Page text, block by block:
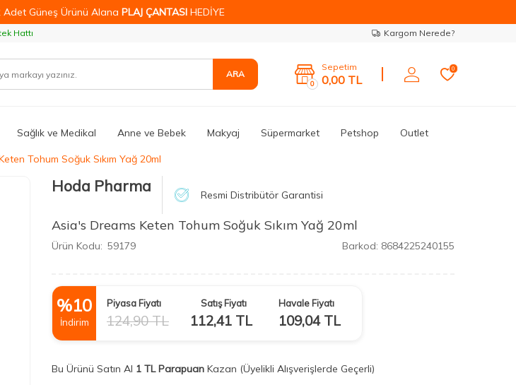
Adet Güneş Ürünü Alana PLAJ ÇANTASI HEDİYE
Hattı Kargom Nerede?
ARA
0
Sepetim
0,00 TL
0
Sağlık ve Medikal Anne ve Bebek Makyaj Süpermarket Petshop Outlet
Tohum Soğuk Sıkım Yağ 20ml
Hoda Pharma Resmi Distribütör Garantisi
Asia's Dreams Keten Tohum Soğuk Sıkım Yağ 20ml
Ürün Kodu: 59179 Barkod: 8684225240155
%10
İndirim
Piyasa Fiyatı
124,90TL
Satış Fiyatı
112,41 TL
Havale Fiyatı
109,04TL
Bu Ürünü Satın Al 1 TL Parapuan Kazan (Üyelikli Alışverişlerde Geçerli)